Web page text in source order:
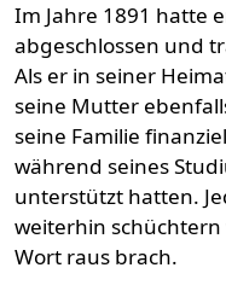
Im Jahre 1891 hatte
abgeschlossen und
Als er in seiner
seine Mutter
seine Familie
während seines
unterstützt hatten.
weiterhin
Wort raus brach.